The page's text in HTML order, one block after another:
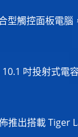
型觸控面板電腦
吋投射式電
推出搭載 Tiger